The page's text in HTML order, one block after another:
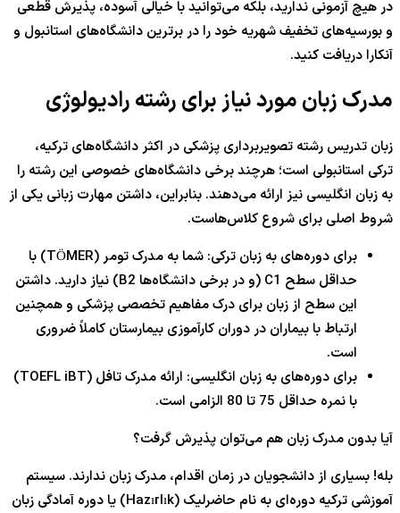
در هیچ آزمونی ندارید، بلکه می‌توانید با خیالی آسوده، پذیرش قطعی
و بورسیه‌های تخفیف شهریه خود را در برترین دانشگاه‌های استانبول و
آنکارا دریافت کنید.
مدرک زبان مورد نیاز برای رشته رادیولوژی
زبان تدریس رشته تصویربرداری پزشکی در اکثر دانشگاه‌های ترکیه،
ترکی استانبولی است؛ هرچند برخی دانشگاه‌های خصوصی این رشته را
به زبان انگلیسی نیز ارائه می‌دهند. بنابراین، داشتن مهارت زبانی یکی از
شروط اصلی برای شروع کلاس‌هاست.
برای دوره‌های به زبان ترکی: شما به مدرک تومر (TÖMER) با
حداقل سطح C1 (و در برخی دانشگاه‌ها B2) نیاز دارید. داشتن
این سطح از زبان برای درک مفاهیم تخصصی پزشکی و همچنین
ارتباط با بیماران در دوران کارآموزی بیمارستان کاملاً ضروری
است.
برای دوره‌های به زبان انگلیسی: ارائه مدرک تافل (TOEFL iBT)
با نمره حداقل 75 تا 80 الزامی است.
آیا بدون مدرک زبان هم می‌توان پذیرش گرفت؟
بله! بسیاری از دانشجویان در زمان اقدام، مدرک زبان ندارند. سیستم
آموزشی ترکیه دوره‌ای به نام حاضرلیک (Hazırlık) یا دوره آمادگی زبان